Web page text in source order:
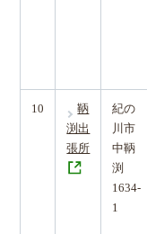
10
鞆
渕出
張所
紀の
川市
中鞆
渕
1634-
1